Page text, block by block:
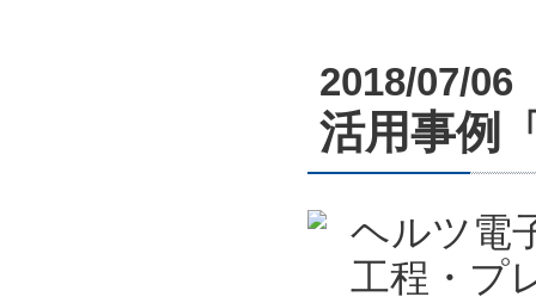
2018/07/06
活用事例
ヘルツ電
工程・プ